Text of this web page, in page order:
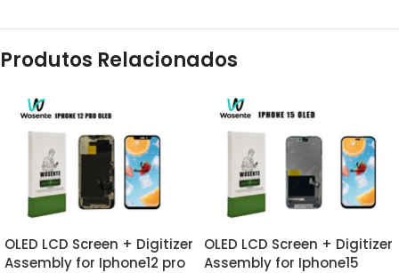
Produtos Relacionados
OLED LCD Screen + Digitizer
Assembly for Iphone12 pro
OLED LCD Screen + Digitizer
Assembly for Iphone15